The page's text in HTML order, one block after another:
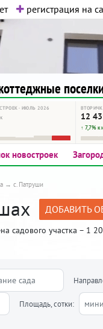
регистрация на
контента.
Удачи!
· ИЮЛЬ 2026
12
↑ 7,7%
новостроек
с. Патруши
ДОБАВИТЬ
садового участка – 1
Площадь, сотки: